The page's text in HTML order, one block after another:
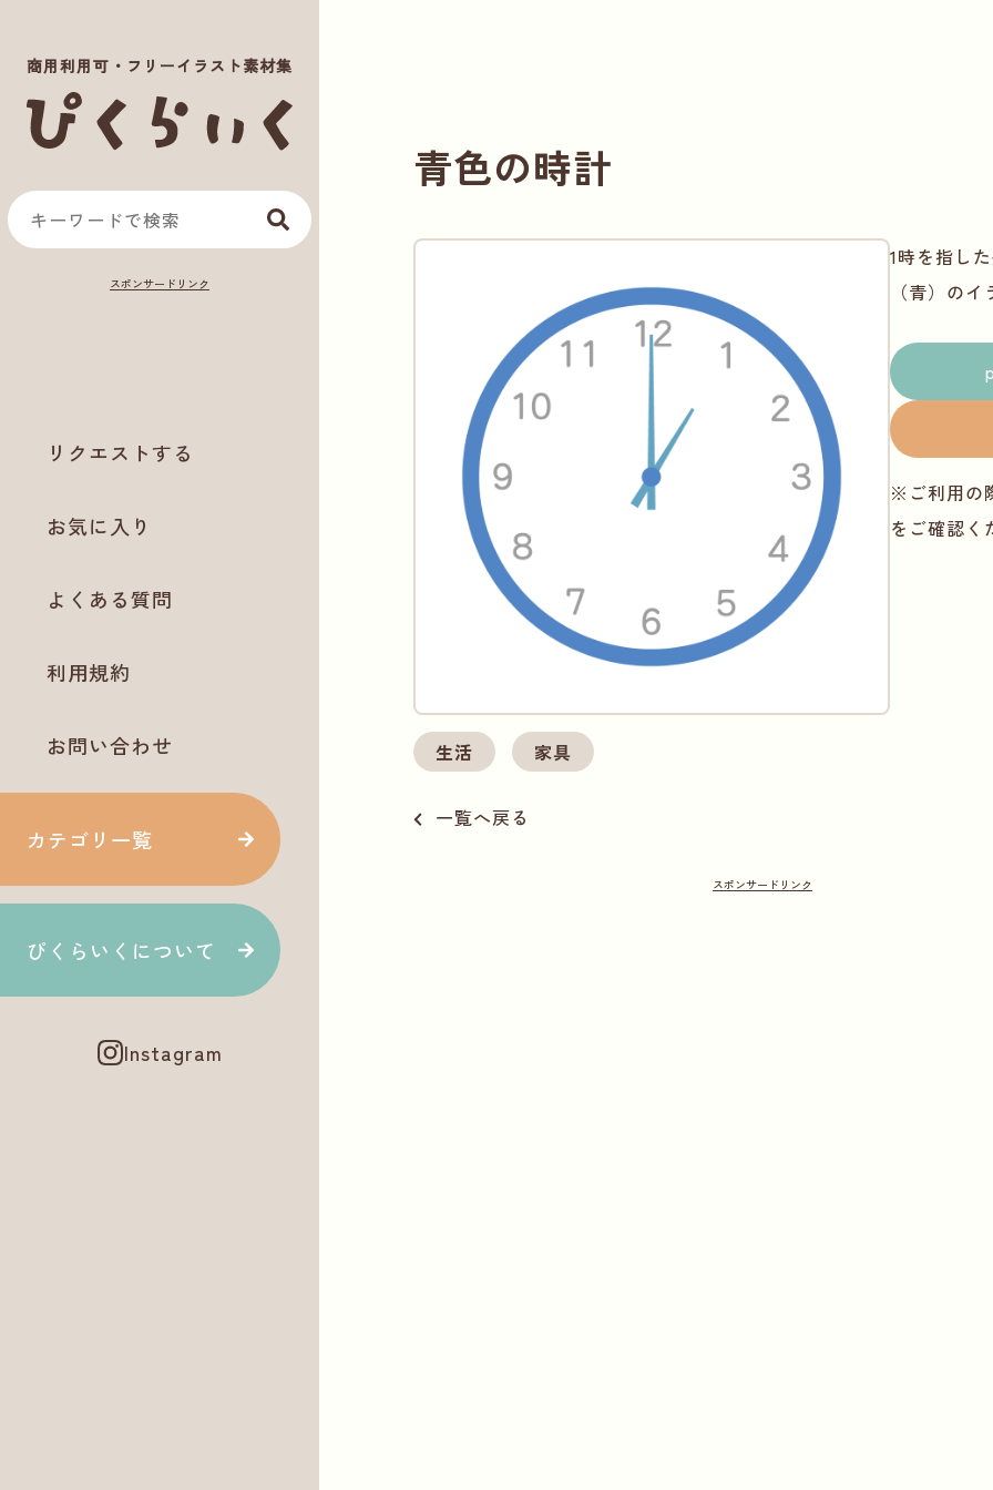
商用利用可・フリーイラスト素材集
リクエストする
お気に入り
よくある質問
利用規約
お問い合わせ
カテゴリ一覧
ぴくらいくについて
Instagram
青色の時計
生活 家具
1時を指し
（青）の
※ご利用の
をご確認く
一覧へ戻る